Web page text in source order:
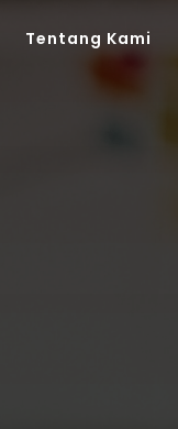
Tentang Kami